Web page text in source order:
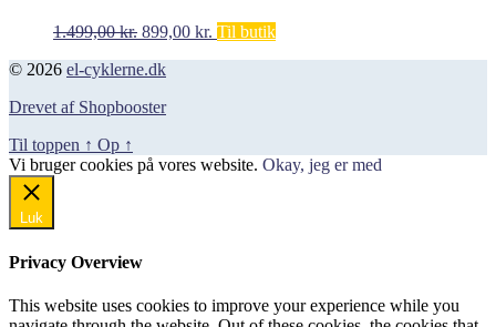
1.499,00kr. Den
pris
1.499,00 kr..
899,00 kr. Den
Til butik
© 2026 el-cyklerne.dk
Drevet af Shopbooster
Til toppen ↑ Op ↑
Vi bruger cookies på vores website. Okay, jeg er med
Luk
Privacy Overview
This website uses cookies to improve your experience while you